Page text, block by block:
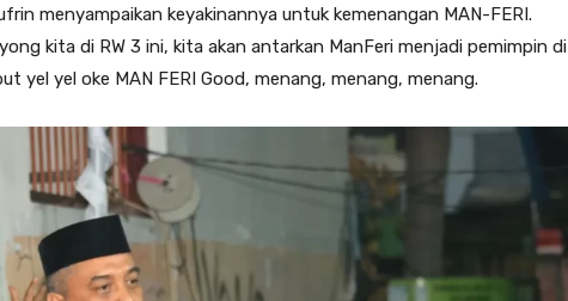
menyampaikan keyakinannya untuk kemenangan MAN-FERI.
kita di RW 3 ini, kita akan antarkan ManFeri menjadi pemimpin di
yel yel oke MAN FERI Good, menang, menang, menang.